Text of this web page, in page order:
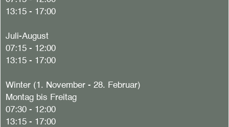
13:15 - 17:00
Juli-August
07:15 - 12:00
13:15 - 17:00
Winter (1. November - 28. Februar)
Montag bis Freitag
07:30 - 12:00
13:15 - 17:00